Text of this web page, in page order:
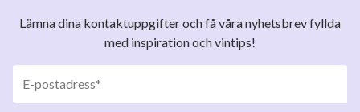
Lämna dina kontaktuppgifter och få våra nyhetsbrev fyllda
med inspiration och vintips!